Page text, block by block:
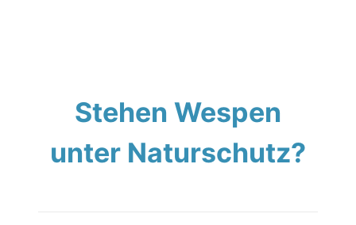
Stehen Wespen
unter Naturschutz?